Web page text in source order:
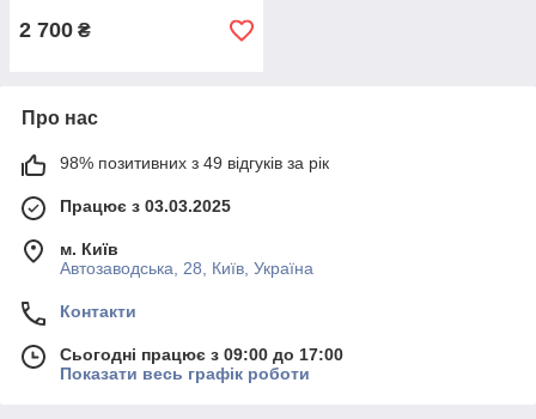
2 700 ₴
Про нас
98% позитивних з 49 відгуків за рік
Працює з 03.03.2025
м. Київ
Автозаводська, 28, Київ, Україна
Контакти
Сьогодні працює з 09:00 до 17:00
Показати весь графік роботи